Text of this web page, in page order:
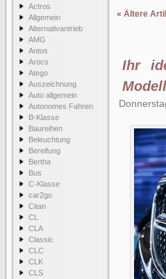
Actros
Allgemein
Alternativantrieb
AMG
Antos
Arocs
Atego
Auszeichnung
Auto allgemein
Autonomes Fahren
B-Klasse
Baureihen
Beleuchtung
Bereifung
Bertha
Bus
C-Klasse
car2go
Citan
CL
CLA
Classic
CLC
CLK
CLS
« Ältere
Ihr